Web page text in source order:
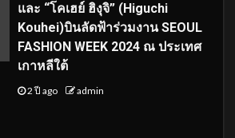
และ “โคเฮย์ ฮิงุจิ” (Higuchi
Kouhei)บินลัดฟ้าร่วมงาน SEOUL
FASHION WEEK 2024 ณ ประเทศ
เกาหลีใต้
2 ปี ago admin